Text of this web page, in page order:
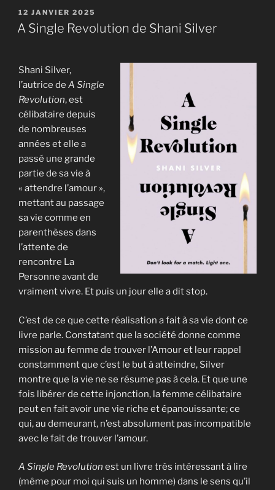
PUBLIÉ
LE
12 JANVIER 2025
A Single Revolution de Shani Silver
Shani Silver,
l’autrice de A Single
Revolution, est
célibataire depuis
de nombreuses
années et elle a
passé une grande
partie de sa vie à
« attendre l’amour »,
mettant au passage
sa vie comme en
parenthèses dans
l’attente de
rencontre La
Personne avant de
vraiment vivre. Et puis un jour elle a dit stop.
C’est de ce que cette réalisation a fait à sa vie dont ce
livre parle. Constatant que la société donne comme
mission au femme de trouver l’Amour et leur rappel
constamment que c’est le but à atteindre, Silver
montre que la vie ne se résume pas à cela. Et que une
fois libérer de cette injonction, la femme célibataire
peut en fait avoir une vie riche et épanouissante; ce
qui, au demeurant, n’est absolument pas incompatible
avec le fait de trouver l’amour.
A Single Revolution est un livre très intéressant à lire
(même pour moi qui suis un homme) dans le sens qu’il